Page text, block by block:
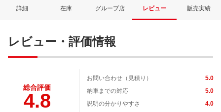
詳細 在庫 グループ店 レビュー 販売実績
レビュー・評価情報
総合評価
4.8
お問い合わせ（見積り）
5.0
納車までの対応
5.0
説明の分かりやすさ
4.0